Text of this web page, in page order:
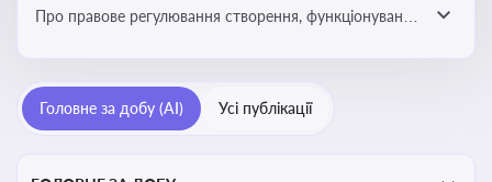
Про правове регулювання створення, функціонування
Головне за добу (AI) Усі публікації